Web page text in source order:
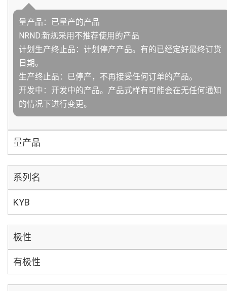
量产品：已量产的产品
NRND:新规采用不推荐使用的产品
计划生产终止品：计划停产产品。有的已经定好最终订货
日期。
生产终止品：已停产，不再接受任何订单的产品。
开发中：开发中的产品。产品式样有可能会在无任何通知
的情况下进行变更。
量产品
系列名
KYB
极性
有极性